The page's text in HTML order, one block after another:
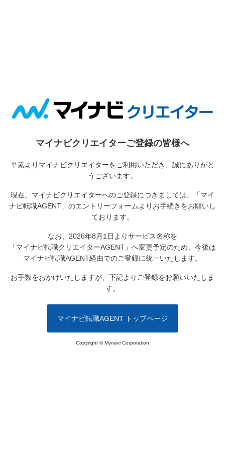
マイナビクリエイターご登録の皆様へ
平素よりマイナビクリエイターをご利用いただき、誠にありがと
うございます。
現在、マイナビクリエイターへのご登録につきましては、
「マイ
ナビ転職AGENT」のエントリーフォームよりお手続きをお願いし
ております。
なお、2026年8月1日よりサービス名称を
「マイナビ転職クリエイターAGENT」へ変更予定のため、 今後は
マイナビ転職AGENT経由でのご登録に統一いたします。
お手数をおかけいたしますが、下記よりご登録をお願いいたしま
す。
マイナビ転職AGENT トップページ
Copyright © Mynavi Corporation